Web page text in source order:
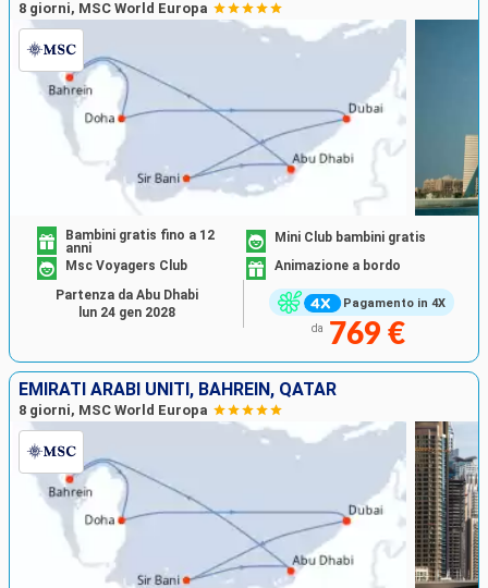
Porti Compagnie
8 giorni, MSC World Europa
Pagamento in 4X
Bambini gratis fino a 12
anni
Mini Club bambini gratis
Msc Voyagers Club
Animazione a bordo
da 769 €
Partenza da Abu Dhabi
lun 24 gen 2028
EMIRATI ARABI UNITI, BAHREIN, QATAR
8 giorni, MSC World Europa